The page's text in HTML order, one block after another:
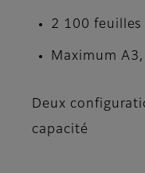
2 100
Maximum
Deux
capacité